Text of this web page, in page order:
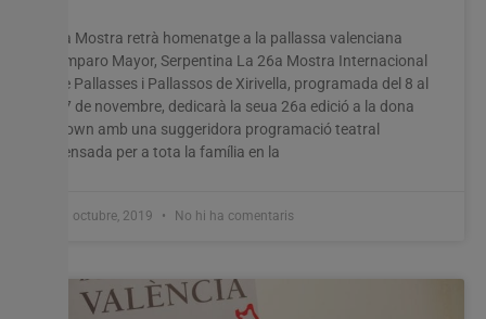
La Mostra retrà homenatge a la pallassa valenciana
Amparo Mayor, Serpentina La 26a Mostra Internacional
de Pallasses i Pallassos de Xirivella, programada del 8 al
17 de novembre, dedicarà la seua 26a edició a la dona
clown amb una suggeridora programació teatral
pensada per a tota la família en la
31 octubre, 2019 No hi ha comentaris